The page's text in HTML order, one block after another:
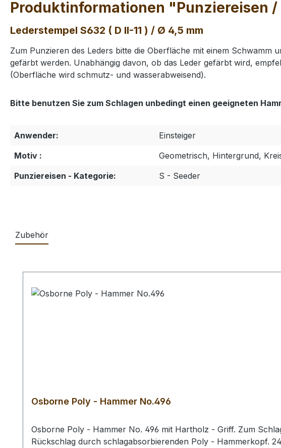
Produktinformationen "Punziereisen /
Lederstempel S632 ( D II-11 ) / Ø 4,5 mm
Zum Punzieren des Leders bitte die Oberfläche mit einem
gefärbt werden. Unabhängig davon, ob das Leder gefärbt wird,
(Oberfläche wird schmutz- und wasserabweisend).
Bitte benutzen Sie zum Schlagen unbedingt einen geeigneten
Anwender:
Einsteiger
Motiv :
Geometrisch, Hintergrund,
Punziereisen - Kategorie:
S - Seeder
Zubehör
Osborne Poly - Hammer No.496
Osborne Poly - Hammer No. 496 mit Hartholz - Griff. Zum
Rückschlag durch schlagabsorbierenden Poly - Hammerkopf.